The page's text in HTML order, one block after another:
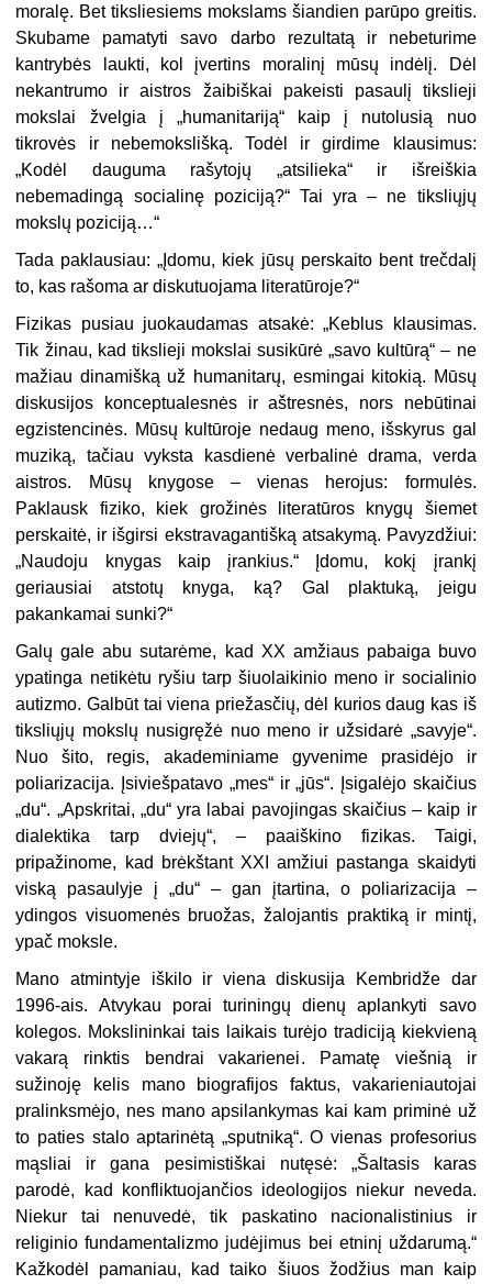
moralę. Bet tiksliesiems mokslams šiandien parūpo greitis.
Skubame pamatyti savo darbo rezultatą ir nebeturime
kantrybės laukti, kol įvertins moralinį mūsų indėlį. Dėl
nekantrumo ir aistros žaibiškai pakeisti pasaulį tikslieji
mokslai žvelgia į „humanitariją“ kaip į nutolusią nuo
tikrovės ir nebemokslišką. Todėl ir girdime klausimus:
„Kodėl dauguma rašytojų „atsilieka“ ir išreiškia
nebemadingą socialinę poziciją?“ Tai yra – ne tiksliųjų
mokslų poziciją…“
Tada paklausiau: „Įdomu, kiek jūsų perskaito bent trečdalį
to, kas rašoma ar diskutuojama literatūroje?“
Fizikas pusiau juokaudamas atsakė: „Keblus klausimas.
Tik žinau, kad tikslieji mokslai susikūrė „savo kultūrą“ – ne
mažiau dinamišką už humanitarų, esmingai kitokią. Mūsų
diskusijos konceptualesnės ir aštresnės, nors nebūtinai
egzistencinės. Mūsų kultūroje nedaug meno, išskyrus gal
muziką, tačiau vyksta kasdienė verbalinė drama, verda
aistros. Mūsų knygose – vienas herojus: formulės.
Paklausk fiziko, kiek grožinės literatūros knygų šiemet
perskaitė, ir išgirsi ekstravagantišką atsakymą. Pavyzdžiui:
„Naudoju knygas kaip įrankius.“ Įdomu, kokį įrankį
geriausiai atstotų knyga, ką? Gal plaktuką, jeigu
pakankamai sunki?“
Galų gale abu sutarėme, kad XX amžiaus pabaiga buvo
ypatinga netikėtu ryšiu tarp šiuolaikinio meno ir socialinio
autizmo. Galbūt tai viena priežasčių, dėl kurios daug kas iš
tiksliųjų mokslų nusigręžė nuo meno ir užsidarė „savyje“.
Nuo šito, regis, akademiniame gyvenime prasidėjo ir
poliarizacija. Įsiviešpatavo „mes“ ir „jūs“. Įsigalėjo skaičius
„du“. „Apskritai, „du“ yra labai pavojingas skaičius – kaip ir
dialektika tarp dviejų“, – paaiškino fizikas. Taigi,
pripažinome, kad brėkštant XXI amžiui pastanga skaidyti
viską pasaulyje į „du“ – gan įtartina, o poliarizacija –
ydingos visuomenės bruožas, žalojantis praktiką ir mintį,
ypač moksle.
Mano atmintyje iškilo ir viena diskusija Kembridže dar
1996-ais. Atvykau porai turiningų dienų aplankyti savo
kolegos. Mokslininkai tais laikais turėjo tradiciją kiekvieną
vakarą rinktis bendrai vakarienei. Pamatę viešnią ir
sužinoję kelis mano biografijos faktus, vakarieniautojai
pralinksmėjo, nes mano apsilankymas kai kam priminė už
to paties stalo aptarinėtą „sputniką“. O vienas profesorius
mąsliai ir gana pesimistiškai nutęsė: „Šaltasis karas
parodė, kad konfliktuojančios ideologijos niekur neveda.
Niekur tai nenuvedė, tik paskatino nacionalistinius ir
religinio fundamentalizmo judėjimus bei etninį uždarumą.“
Kažkodėl pamaniau, kad taiko šiuos žodžius man kaip